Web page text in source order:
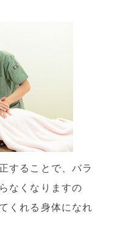
することで、バラ
なくなりますの
くれる身体になれ